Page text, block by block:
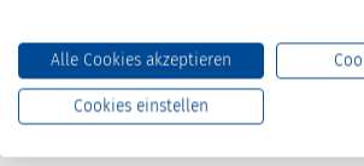
Informationsblatt zur
Alle Cookies akzeptieren
Cookies einstellen